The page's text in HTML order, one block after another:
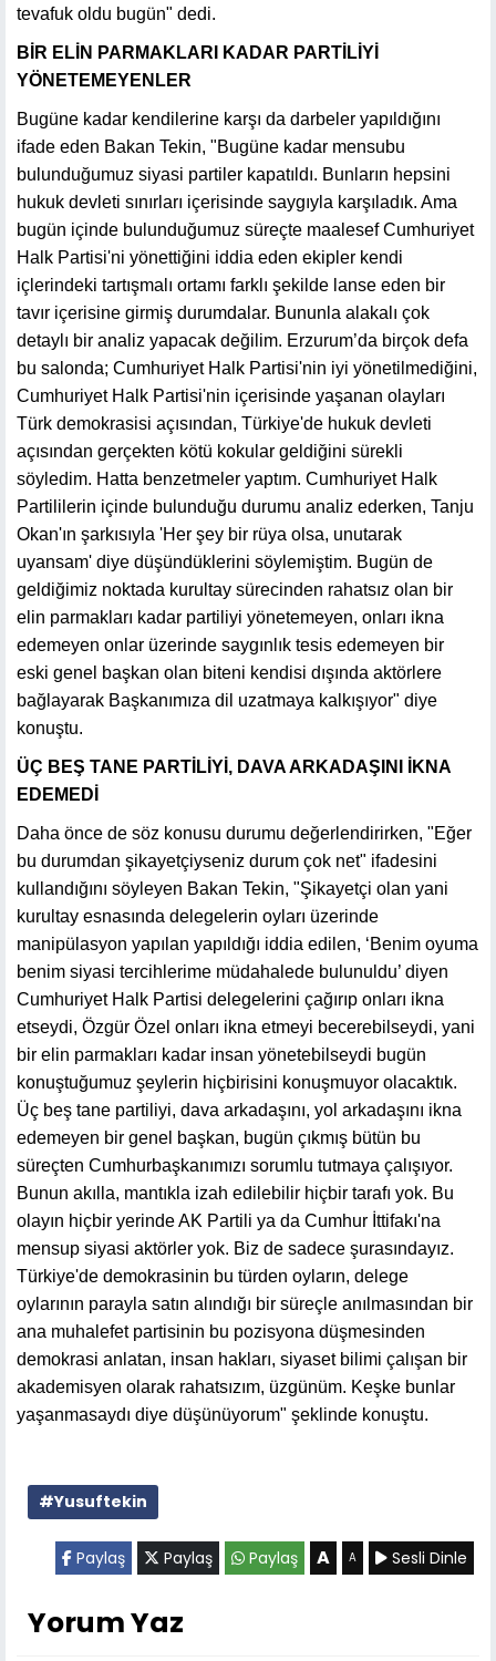
tevafuk oldu bugün" dedi.
BİR ELİN PARMAKLARI KADAR PARTİLİYİ
YÖNETEMEYENLER
Bugüne kadar kendilerine karşı da darbeler yapıldığını
ifade eden Bakan Tekin, "Bugüne kadar mensubu
bulunduğumuz siyasi partiler kapatıldı. Bunların hepsini
hukuk devleti sınırları içerisinde saygıyla karşıladık. Ama
bugün içinde bulunduğumuz süreçte maalesef Cumhuriyet
Halk Partisi'ni yönettiğini iddia eden ekipler kendi
içlerindeki tartışmalı ortamı farklı şekilde lanse eden bir
tavır içerisine girmiş durumdalar. Bununla alakalı çok
detaylı bir analiz yapacak değilim. Erzurum’da birçok defa
bu salonda; Cumhuriyet Halk Partisi'nin iyi yönetilmediğini,
Cumhuriyet Halk Partisi'nin içerisinde yaşanan olayları
Türk demokrasisi açısından, Türkiye'de hukuk devleti
açısından gerçekten kötü kokular geldiğini sürekli
söyledim. Hatta benzetmeler yaptım. Cumhuriyet Halk
Partililerin içinde bulunduğu durumu analiz ederken, Tanju
Okan'ın şarkısıyla 'Her şey bir rüya olsa, unutarak
uyansam' diye düşündüklerini söylemiştim. Bugün de
geldiğimiz noktada kurultay sürecinden rahatsız olan bir
elin parmakları kadar partiliyi yönetemeyen, onları ikna
edemeyen onlar üzerinde saygınlık tesis edemeyen bir
eski genel başkan olan biteni kendisi dışında aktörlere
bağlayarak Başkanımıza dil uzatmaya kalkışıyor" diye
konuştu.
ÜÇ BEŞ TANE PARTİLİYİ, DAVA ARKADAŞINI İKNA
EDEMEDİ
Daha önce de söz konusu durumu değerlendirirken, "Eğer
bu durumdan şikayetçiyseniz durum çok net" ifadesini
kullandığını söyleyen Bakan Tekin, "Şikayetçi olan yani
kurultay esnasında delegelerin oyları üzerinde
manipülasyon yapılan yapıldığı iddia edilen, ‘Benim oyuma
benim siyasi tercihlerime müdahalede bulunuldu’ diyen
Cumhuriyet Halk Partisi delegelerini çağırıp onları ikna
etseydi, Özgür Özel onları ikna etmeyi becerebilseydi, yani
bir elin parmakları kadar insan yönetebilseydi bugün
konuştuğumuz şeylerin hiçbirisini konuşmuyor olacaktık.
Üç beş tane partiliyi, dava arkadaşını, yol arkadaşını ikna
edemeyen bir genel başkan, bugün çıkmış bütün bu
süreçten Cumhurbaşkanımızı sorumlu tutmaya çalışıyor.
Bunun akılla, mantıkla izah edilebilir hiçbir tarafı yok. Bu
olayın hiçbir yerinde AK Partili ya da Cumhur İttifakı'na
mensup siyasi aktörler yok. Biz de sadece şurasındayız.
Türkiye'de demokrasinin bu türden oyların, delege
oylarının parayla satın alındığı bir süreçle anılmasından bir
ana muhalefet partisinin bu pozisyona düşmesinden
demokrasi anlatan, insan hakları, siyaset bilimi çalışan bir
akademisyen olarak rahatsızım, üzgünüm. Keşke bunlar
yaşanmasaydı diye düşünüyorum" şeklinde konuştu.
#Yusuftekin
Paylaş Paylaş Paylaş A A Sesli Dinle
Yorum Yaz